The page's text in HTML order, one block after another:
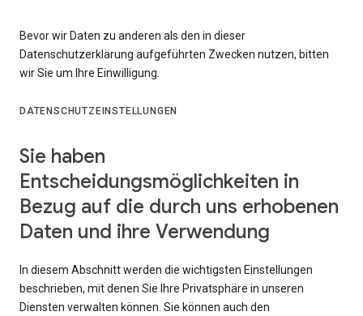
Bevor wir Daten zu anderen als den in dieser
Datenschutzerklärung aufgeführten Zwecken nutzen, bitten
wir Sie um Ihre Einwilligung.
DATENSCHUTZEINSTELLUNGEN
Sie haben
Entscheidungsmöglichkeiten in
Bezug auf die durch uns erhobenen
Daten und ihre Verwendung
In diesem Abschnitt werden die wichtigsten Einstellungen
beschrieben, mit denen Sie Ihre Privatsphäre in unseren
Diensten verwalten können. Sie können auch den